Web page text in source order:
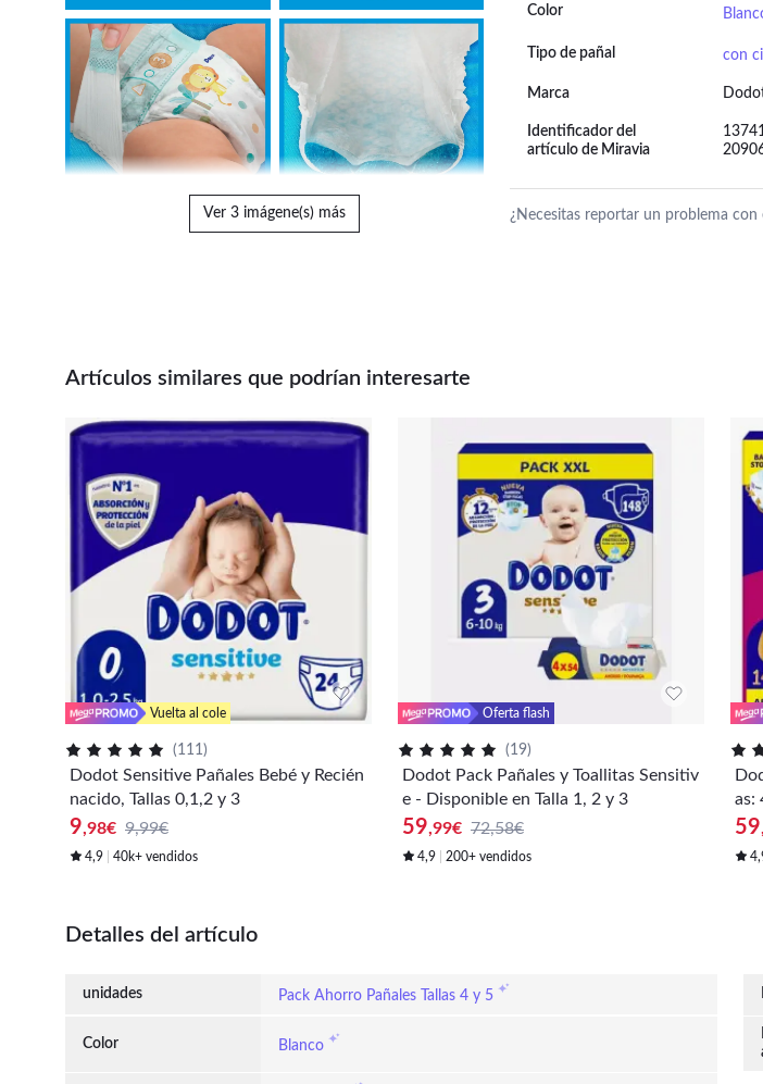
Ver 3 imágene(s) más
Color
Tipo de pañal con
Marca
Identificador del
artículo de Miravia
¿Necesitas reportar un problema con
Artículos similares que podrían interesarte
Vuelta al cole
(111)
Dodot Sensitive Pañales Bebé y Recién
nacido, Tallas 0,1,2 y 3
9,98€ 9,99€
4,9 40k+ vendidos
Oferta flash
(19)
Dodot Pack Pañales y Toallitas Sensitiv
e - Disponible en Talla 1, 2 y 3
59,99€ 72,58€
4,9 200+ vendidos
as:
59
Detalles del artículo
unidades Pack Ahorro Pañales Tallas 4 y 5
Color Blanco